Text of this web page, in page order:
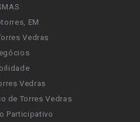
EM
Vedras
Vedras
de Torres Vedras
Participativo